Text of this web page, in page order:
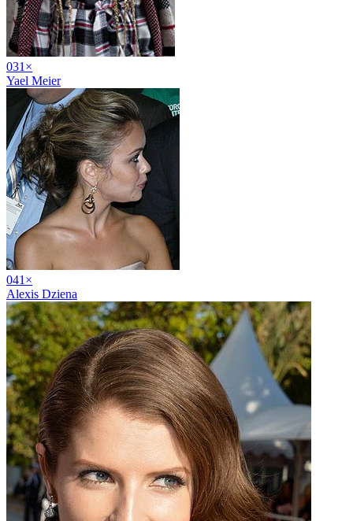
031 ×
Yael Meier
041 ×
Alexis Dziena